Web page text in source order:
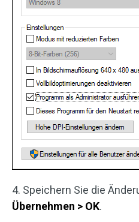
4. Speichern Sie die
Übernehmen > OK.